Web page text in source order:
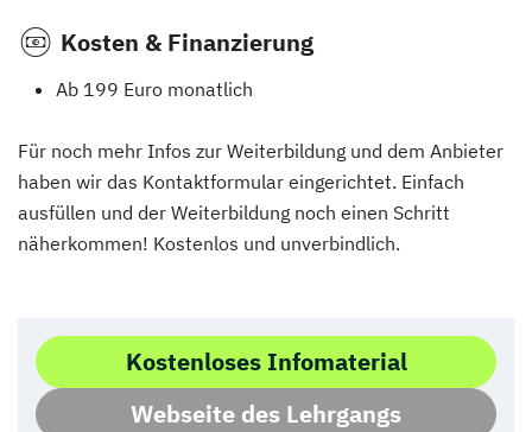
Kosten & Finanzierung
Ab 199 Euro monatlich
Für noch mehr Infos zur Weiterbildung und dem Anbieter
haben wir das Kontaktformular eingerichtet. Einfach
ausfüllen und der Weiterbildung noch einen Schritt
näherkommen! Kostenlos und unverbindlich.
Kostenloses Infomaterial
Webseite des Lehrgangs